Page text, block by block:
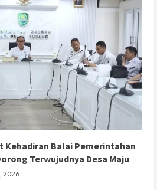
Kehadiran Balai Pemerintahan
Terwujudnya Desa Maju
2026